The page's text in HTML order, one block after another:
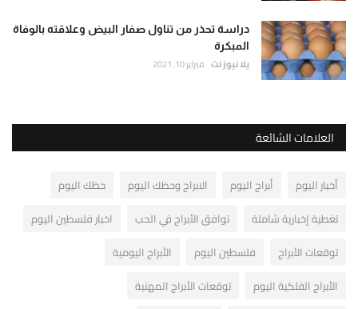
دراسة تحذر من تناول صفار البيض وعلاقته بالوفاة
المبكرة
يلا نيوز نت فبراير 10, 2021
العلامات الشائعة
أخبار اليوم أبراج اليوم الابراج وحظك اليوم
حظك اليوم
تغطية إخبارية شاملة
توافق الأبراج في الحب
اخبار فلسطين اليوم
توقعات الأبراج
فلسطين اليوم
الأبراج اليومية
الأبراج الفلكية اليوم
توقعات الأبراج المهنية